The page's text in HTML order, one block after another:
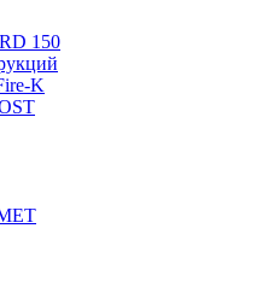
150
K
МЕТ